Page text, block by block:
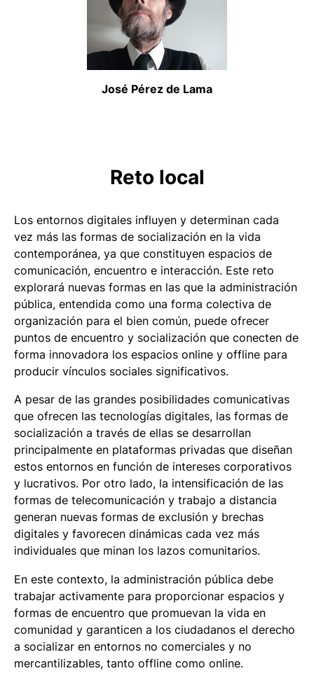
José Pérez de Lama
Reto local
Los entornos digitales influyen y determinan cada
vez más las formas de socialización en la vida
contemporánea, ya que constituyen espacios de
comunicación, encuentro e interacción. Este reto
explorará nuevas formas en las que la administración
pública, entendida como una forma colectiva de
organización para el bien común, puede ofrecer
puntos de encuentro y socialización que conecten de
forma innovadora los espacios online y offline para
producir vínculos sociales significativos.
A pesar de las grandes posibilidades comunicativas
que ofrecen las tecnologías digitales, las formas de
socialización a través de ellas se desarrollan
principalmente en plataformas privadas que diseñan
estos entornos en función de intereses corporativos
y lucrativos. Por otro lado, la intensificación de las
formas de telecomunicación y trabajo a distancia
generan nuevas formas de exclusión y brechas
digitales y favorecen dinámicas cada vez más
individuales que minan los lazos comunitarios.
En este contexto, la administración pública debe
trabajar activamente para proporcionar espacios y
formas de encuentro que promuevan la vida en
comunidad y garanticen a los ciudadanos el derecho
a socializar en entornos no comerciales y no
mercantilizables, tanto offline como online.